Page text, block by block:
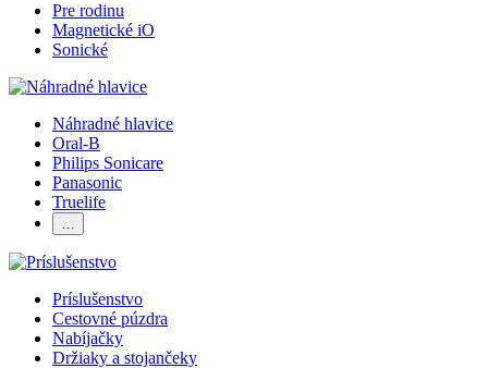
Pre rodinu
Magnetické iO
Sonické
Náhradné hlavice
Oral-B
Philips Sonicare
Panasonic
Truelife
…
Príslušenstvo
Cestovné púzdra
Nabíjačky
Držiaky a stojančeky